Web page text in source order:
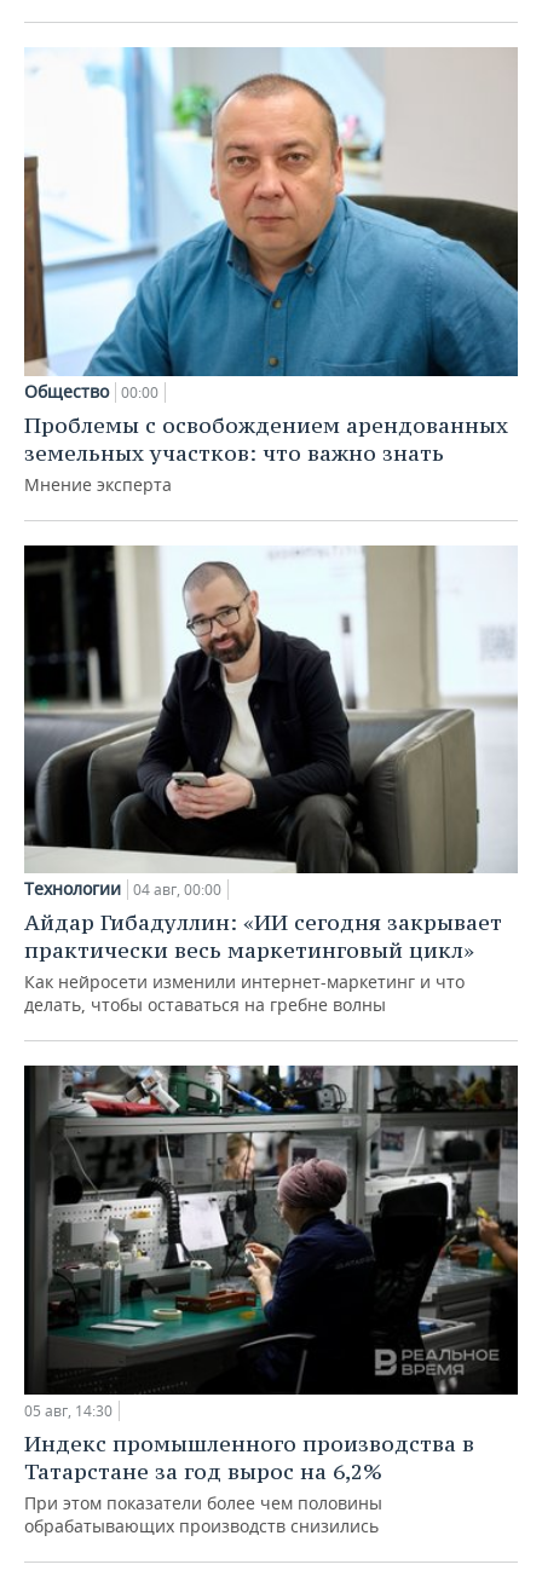
Общество 00:00
Проблемы с освобождением арендованных
земельных участков: что важно знать
Мнение эксперта
Технологии 04 авг, 00:00
Айдар Гибадуллин: «ИИ сегодня закрывает
практически весь маркетинговый цикл»
Как нейросети изменили интернет-маркетинг и что
делать, чтобы оставаться на гребне волны
05 авг, 14:30
Индекс промышленного производства в
Татарстане за год вырос на 6,2%
При этом показатели более чем половины
обрабатывающих производств снизились